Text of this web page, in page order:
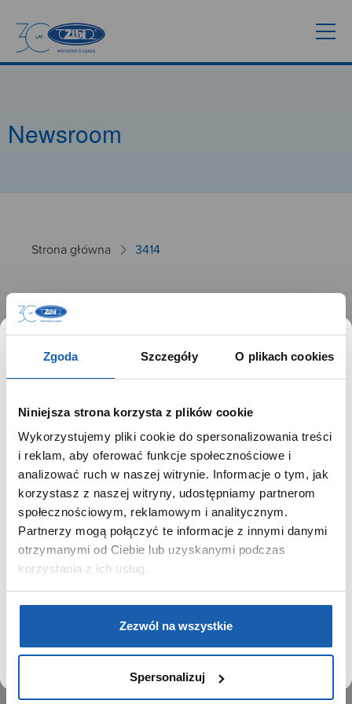
Zgoda Szczegóły O plikach cookies
Niniejsza strona korzysta z plików cookie
Wykorzystujemy pliki cookie do spersonalizowania treści
i reklam, aby oferować funkcje społecznościowe i
analizować ruch w naszej witrynie. Informacje o tym, jak
korzystasz z naszej witryny, udostępniamy partnerom
społecznościowym, reklamowym i analitycznym.
Partnerzy mogą połączyć te informacje z innymi danymi
otrzymanymi od Ciebie lub uzyskanymi podczas
korzystania z ich usług.
Zezwól na wszystkie
Spersonalizuj
Newsroom
Strona główna 3414
3414
26.09.2024
GRUPA ZIBI
Historia
Misja, wizja i wartości Grupy Zibi
Ważne daty
Kariera
Zgoda na ciasteczka
PRODUKTY
Kalkulatory
SIECI SPRZEDAŻY
SZANOWNY UŻYTKOWNIKU,
SZANOWNA UŻYTKOWNICZKO
Używamy plików cookie w celach analitycznych,
statystycznych i marketingowych, w tym aby analizować
ruch w tej witrynie, optymalizować jej działanie oraz
zapamiętywać Twoje preferencje.